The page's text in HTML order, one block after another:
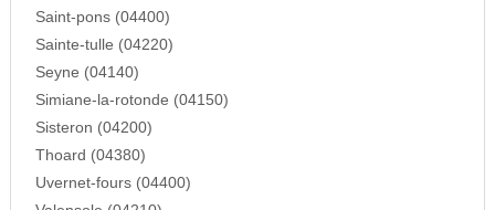
Saint-pons (04400)
Sainte-tulle (04220)
Seyne (04140)
Simiane-la-rotonde (04150)
Sisteron (04200)
Thoard (04380)
Uvernet-fours (04400)